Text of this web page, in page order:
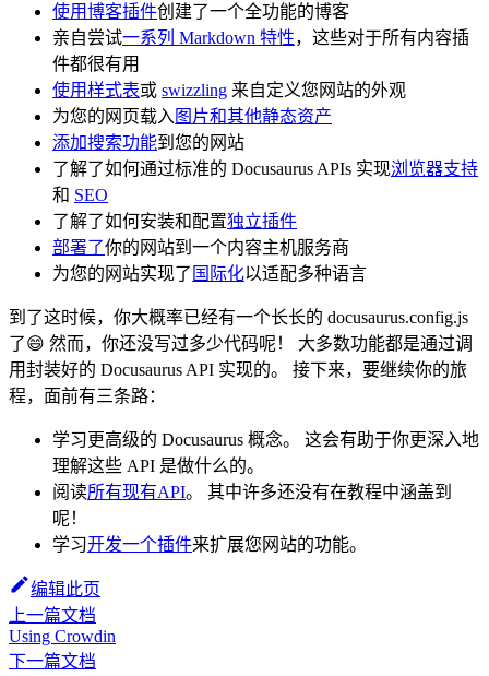
使用博客插件创建了一个全功能的博客
亲自尝试一系列 Markdown 特性，这些对于所有内容插
件都很有用
使用样式表或 swizzling 来自定义您网站的外观
为您的网页载入 图片和其他静态资产
添加搜索功能到您的网站
了解了如何通过标准的 Docusaurus APIs 实现浏览器支持
和 SEO
了解了如何安装和配置独立插件
部署了你的网站到一个内容主机服务商
为您的网站实现了 国际化以适配多种语言
到了这时候，你大概率已经有一个长长的 docusaurus.config.js
了😄 然而，你还没写过多少代码呢！ 大多数功能都是通过调
用封装好的 Docusaurus API 实现的。 接下来，要继续你的旅
程，面前有三条路：
学习更高级的 Docusaurus 概念。 这会有助于你更深入地
理解这些 API 是做什么的。
阅读所有现有API。 其中许多还没有在教程中涵盖到
呢！
学习开发一个插件来扩展您网站的功能。
编辑此页
上一篇文档
Using Crowdin
下一篇文档